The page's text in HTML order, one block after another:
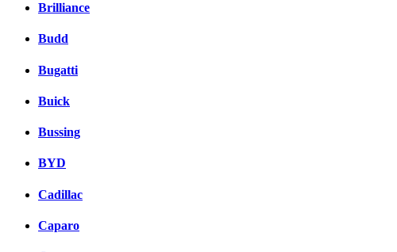
Brilliance
Budd
Bugatti
Buick
Bussing
BYD
Cadillac
Caparo